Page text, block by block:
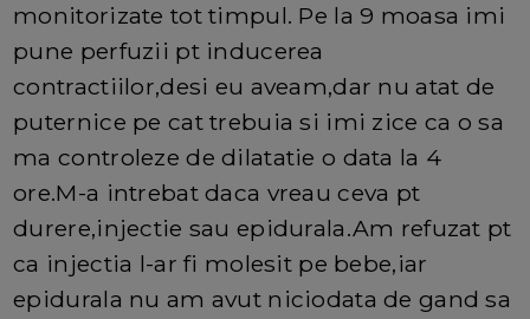
monitorizate tot timpul. Pe la 9 moasa imi
pune perfuzii pt inducerea
contractiilor,desi eu aveam,dar nu atat de
puternice pe cat trebuia si imi zice ca o sa
ma controleze de dilatatie o data la 4
ore.M-a intrebat daca vreau ceva pt
durere,injectie sau epidurala.Am refuzat pt
ca injectia l-ar fi molesit pe bebe,iar
epidurala nu am avut niciodata de gand sa